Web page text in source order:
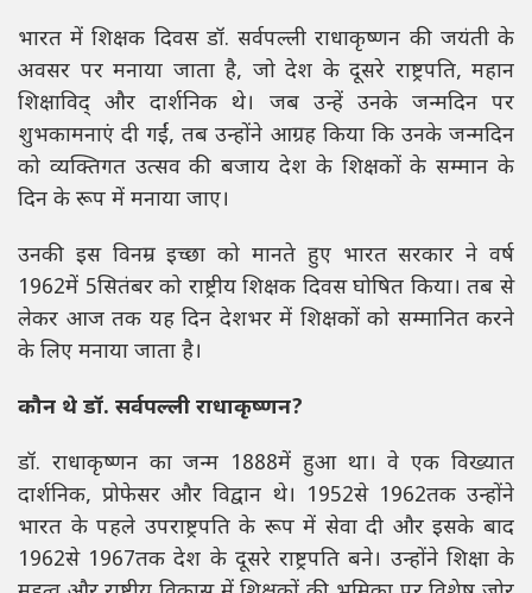
भारत में शिक्षक दिवस डॉ. सर्वपल्ली राधाकृष्णन की जयंती के
अवसर पर मनाया जाता है, जो देश के दूसरे राष्ट्रपति, महान
शिक्षाविद् और दार्शनिक थे। जब उन्हें उनके जन्मदिन पर
शुभकामनाएं दी गईं, तब उन्होंने आग्रह किया कि उनके जन्मदिन
को व्यक्तिगत उत्सव की बजाय देश के शिक्षकों के सम्मान के
दिन के रूप में मनाया जाए।
उनकी इस विनम्र इच्छा को मानते हुए भारत सरकार ने वर्ष
1962में 5सितंबर को राष्ट्रीय शिक्षक दिवस घोषित किया। तब से
लेकर आज तक यह दिन देशभर में शिक्षकों को सम्मानित करने
के लिए मनाया जाता है।
कौन थे डॉ. सर्वपल्ली राधाकृष्णन?
डॉ. राधाकृष्णन का जन्म 1888में हुआ था। वे एक विख्यात
दार्शनिक, प्रोफेसर और विद्वान थे। 1952से 1962तक उन्होंने
भारत के पहले उपराष्ट्रपति के रूप में सेवा दी और इसके बाद
1962से 1967तक देश के दूसरे राष्ट्रपति बने। उन्होंने शिक्षा के